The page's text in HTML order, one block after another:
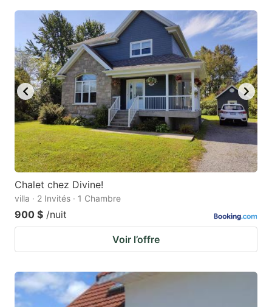
Chalet chez Divine!
villa · 2 Invités · 1 Chambre
900 $ /nuit
Voir l’offre